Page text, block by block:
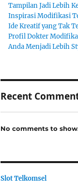
Tampilan Jadi Lebih
Inspirasi Modifikasi
Ide Kreatif yang Tak
Profil Dokter
Anda Menjadi Lebih
Recent
No comments to
Slot Telkomsel